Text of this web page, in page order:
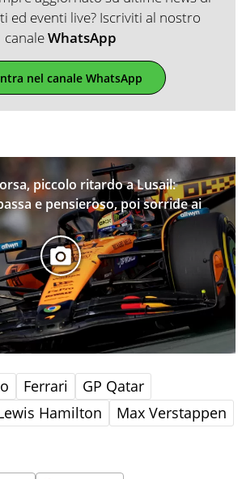
ed eventi live? Iscriviti al nostro
canaleWhatsApp
nel canale WhatsApp
piccolo ritardo a Lusail:
e pensieroso, poi sorride ai
Ferrari
GP Qatar
Hamilton
Max Verstappen